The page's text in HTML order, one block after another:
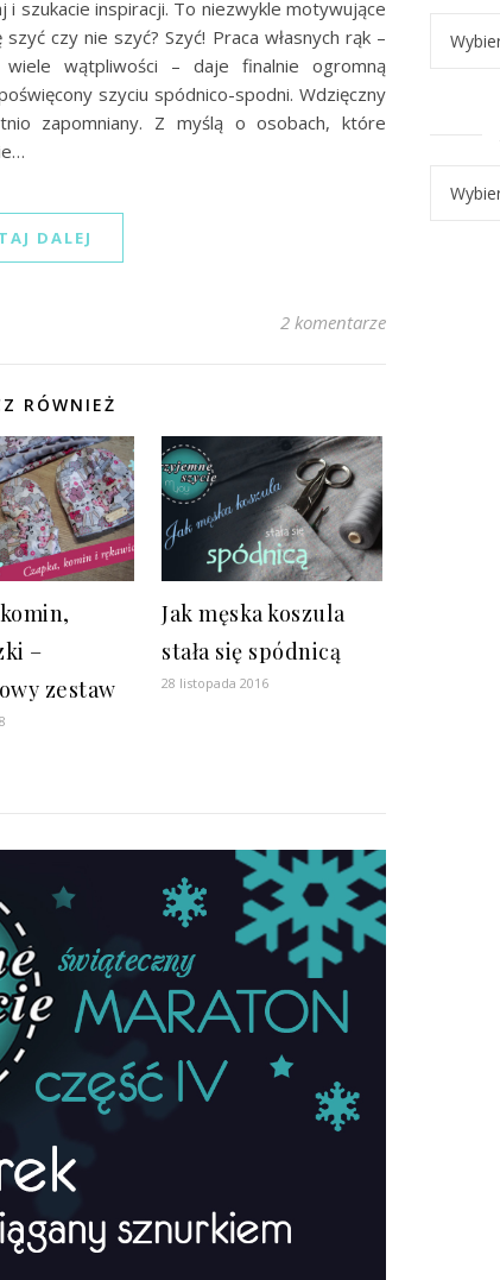
szukacie inspiracji. To niezwykle motywujące
czy nie szyć? Szyć! Praca własnych rąk –
wątpliwości – daje finalnie ogromną
szyciu spódnico-spodni. Wdzięczny
zapomniany. Z myślą o osobach, które
DALEJ
2 komentarze
RÓWNIEŻ
–
zestaw
Jak męska koszula
stała się spódnicą
28 listopada 2016